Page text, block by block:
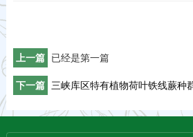
上一篇 已经是第一篇
下一篇 三峡库区特有植物荷叶铁线蕨种